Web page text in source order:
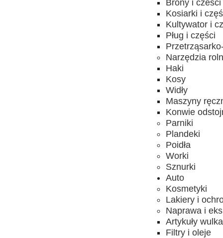
Brony i czesci
Kosiarki i
Kultywator i
Pług i części
Narzędzia
Haki
Kosy
Widły
Maszyny
Konwie
Parniki
Plandeki
Poidła
Worki
Sznurki
Auto
Kosmetyki
Lakiery i
Naprawa i
Artykuły
Filtry i oleje